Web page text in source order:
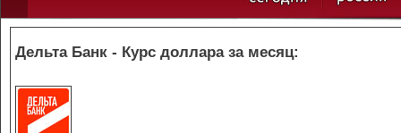
Дельта Банк - Курс доллара за месяц: